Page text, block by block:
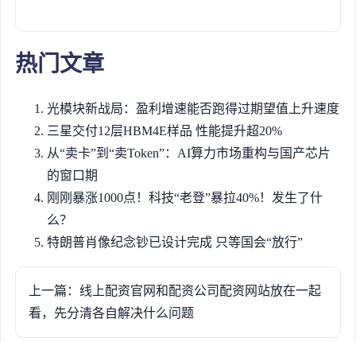
热门文章
光模块新战局：盈利增速能否跑得过期望值上升速度
三星交付12层HBM4E样品 性能提升超20%
从“卖卡”到“卖Token”：AI算力市场重构与国产芯片
的窗口期
刚刚暴涨1000点！科技“老登”暴拉40%！发生了什
么？
特朗普肖像纪念钞已设计完成 只等国会“放行”
上一篇：线上配资官网和配资公司配资网站放在一起
看，先分清各自解决什么问题